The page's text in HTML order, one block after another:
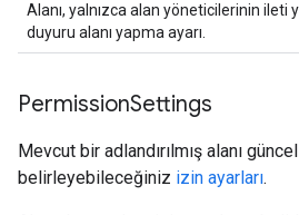
Alanı, yalnızca alan yöneticilerinin ileti
duyuru alanı yapma ayarı.
PermissionSettings
Mevcut bir adlandırılmış alanı
belirleyebileceğiniz izin ayarları.